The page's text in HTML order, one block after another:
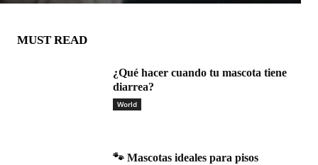
MUST READ
¿Qué hacer cuando tu mascota tiene
diarrea?
World
🐾 Mascotas ideales para pisos